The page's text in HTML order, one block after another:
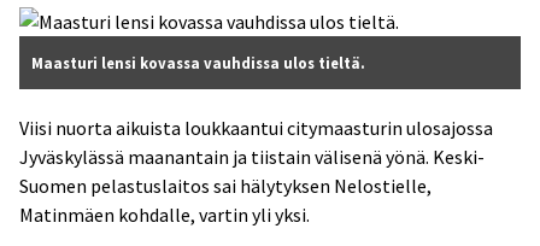
Maasturi lensi kovassa vauhdissa ulos tieltä.
Viisi nuorta aikuista loukkaantui citymaasturin ulosajossa
Jyväskylässä maanantain ja tiistain välisenä yönä. Keski-
Suomen pelastuslaitos sai hälytyksen Nelostielle,
Matinmäen kohdalle, vartin yli yksi.